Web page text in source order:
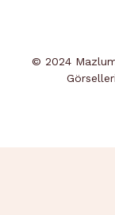
© 2024 Mazlum